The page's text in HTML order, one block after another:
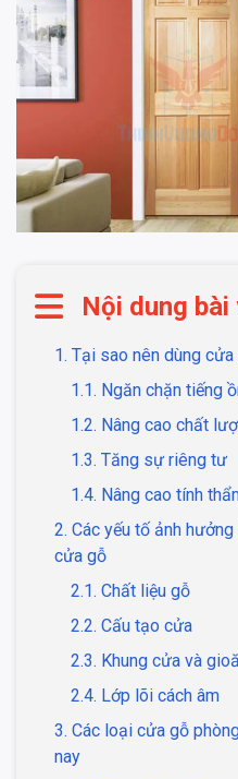
Nội dung bài
1. Tại sao nên dùng
1.1. Ngăn chặn tiếng
1.2. Nâng cao chất
1.3. Tăng sự riêng tư
1.4. Nâng cao tính
2. Các yếu tố ảnh
cửa gỗ
2.1. Chất liệu gỗ
2.2. Cấu tạo cửa
2.3. Khung cửa và
2.4. Lớp lõi cách âm
3. Các loại cửa gỗ
nay